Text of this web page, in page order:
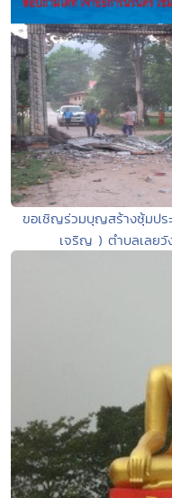
ขอเชิญร่วมบุญสร้างซุ้มป
เจริญ ) ตำบลเลยวั